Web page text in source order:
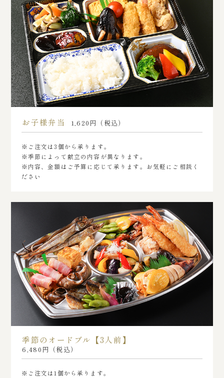
お子様弁当 1,620円（税込）
※ご注文は3個から承ります。
※季節によって献立の内容が異なります。
※内容、金額はご予算に応じて承ります。お気軽にご相談く
ださい
季節のオードブル【3人前】
6,480円（税込）
※ご注文は1個から承ります。